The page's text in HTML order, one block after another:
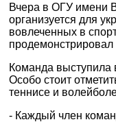
Вчера в ОГУ имени
организуется для
вовлеченных в
продемонстрировал
Команда выступила
Особо стоит
теннисе и
- Каждый член